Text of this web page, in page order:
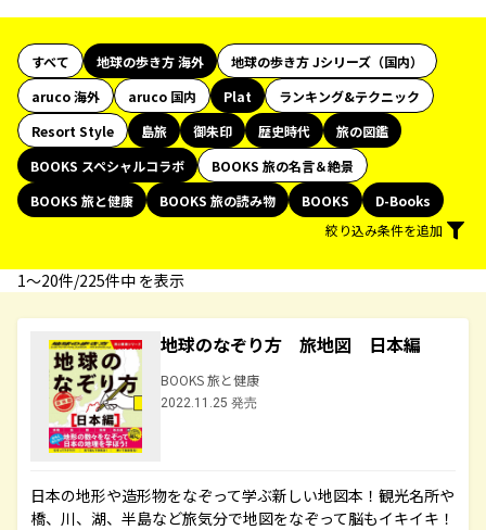
すべて 地球の歩き方 海外
地球の歩き方 Jシリーズ（国内）
aruco 海外
aruco 国内 Plat
ランキング&テクニック
Resort Style
島旅 御朱印 歴史時代
旅の図鑑
BOOKS スペシャルコラボ
BOOKS 旅の名言＆絶景
BOOKS 旅と健康
BOOKS 旅の読み物 BOOKS
D-Books
絞り込み条件を追加
1〜20件/225件中 を表示
地球のなぞり方 旅地図 日本編
BOOKS 旅と健康
2022.11.25 発売
日本の地形や造形物をなぞって学ぶ新しい地図本！観光名所や
橋、川、湖、半島など旅気分で地図をなぞって脳もイキイキ！